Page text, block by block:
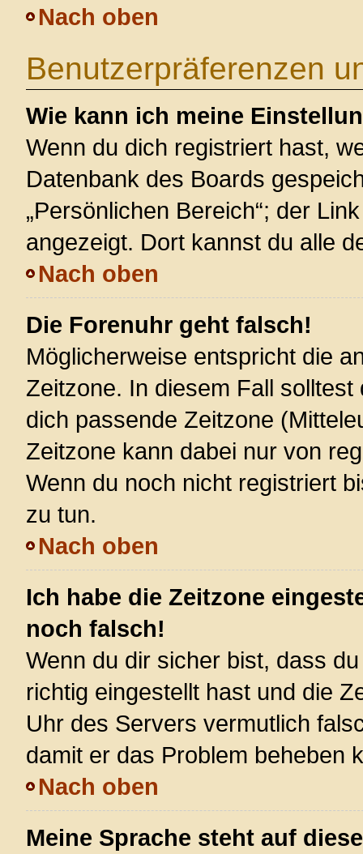
Nach oben
Benutzerpräferenzen
Wie kann ich meine
Wenn du dich registriert hast,
Datenbank des Boards
„Persönlichen Bereich“; der
angezeigt. Dort kannst du alle
Nach oben
Die Forenuhr geht falsch!
Möglicherweise entspricht die
Zeitzone. In diesem Fall solltest
dich passende Zeitzone
Zeitzone kann dabei nur von
Wenn du noch nicht registriert
zu tun.
Nach oben
Ich habe die Zeitzone
noch falsch!
Wenn du dir sicher bist, dass
richtig eingestellt hast und die
Uhr des Servers vermutlich
damit er das Problem beheben
Nach oben
Meine Sprache steht auf